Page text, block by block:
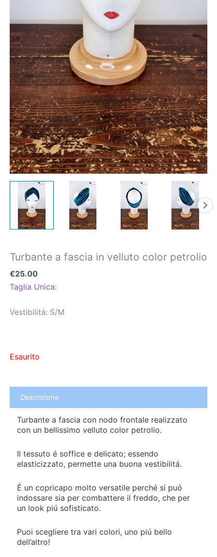
Turbante a fascia in velluto color petrolio
€25.00
Taglia Unica:
Vestibilitá: S/M
Esaurito
Descrizione
Turbante a fascia con nodo frontale realizzato
con un bellissimo velluto color petrolio.
Il tessuto é soffice e delicato; essendo
elasticizzato, permette una buona vestibilitá.
É un copricapo molto versatile perché si puó
indossare sia per combattere il freddo, che per
un look piú sofisticato.
Puoi scegliere tra vari colori, uno piú bello
dell’altro!